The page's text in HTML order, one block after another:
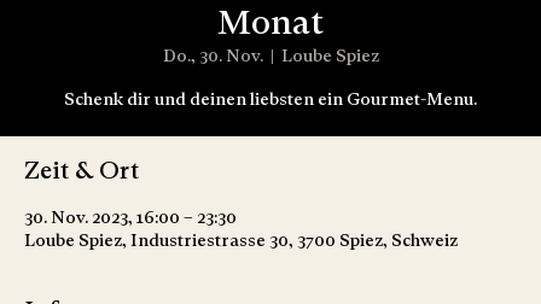
Monat
Do., 30. Nov.
  |
Loube Spiez
Schenk dir und deinen liebsten ein Gourmet-Menu.
Zeit & Ort
30. Nov. 2023, 16:00 – 23:30
Loube Spiez, Industriestrasse 30, 3700 Spiez, Schweiz